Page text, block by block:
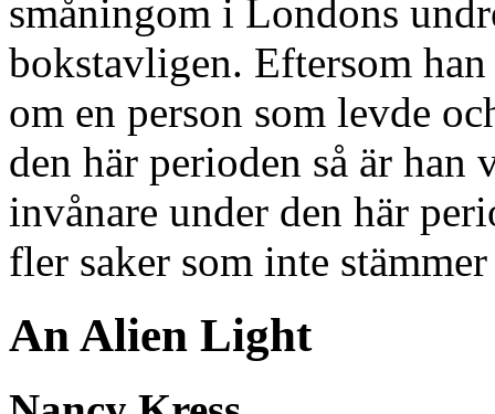
småningom i Londons
bokstavligen. Eftersom
om en person som levde
den här perioden så är
invånare under den här
fler saker som inte
An Alien Light